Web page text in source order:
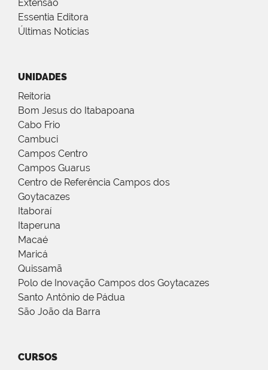
Extensão
Essentia Editora
Últimas Notícias
UNIDADES
Reitoria
Bom Jesus do Itabapoana
Cabo Frio
Cambuci
Campos Centro
Campos Guarus
Centro de Referência Campos dos
Goytacazes
Itaboraí
Itaperuna
Macaé
Maricá
Quissamã
Polo de Inovação Campos dos Goytacazes
Santo Antônio de Pádua
São João da Barra
CURSOS